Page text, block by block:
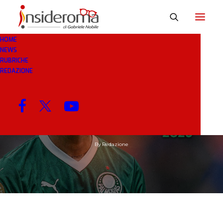
HOME
NEWS
RUBRICHE
REDAZIONE
Roma, voglia di Rios
ByRedazione